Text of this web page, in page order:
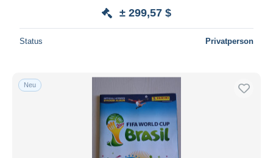
Preis
Kostenloser Versand
Zahlungsmethoden
Banküberweisung
± 299,57 $
Status Privatperson
Neu